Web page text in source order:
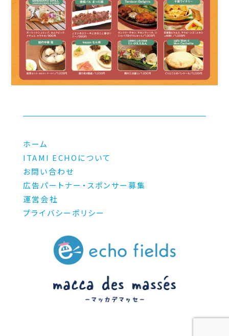
ホーム
ITAMI ECHOについて
お問い合わせ
広告パートナー・スポンサー募集
運営会社
プライバシーポリシー